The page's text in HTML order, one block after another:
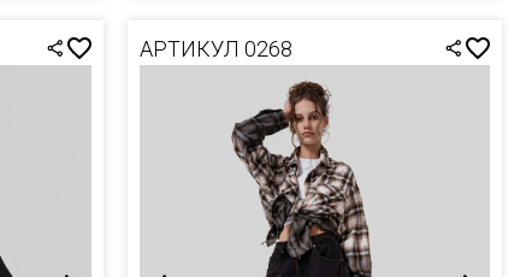
АРТИКУЛ 0268